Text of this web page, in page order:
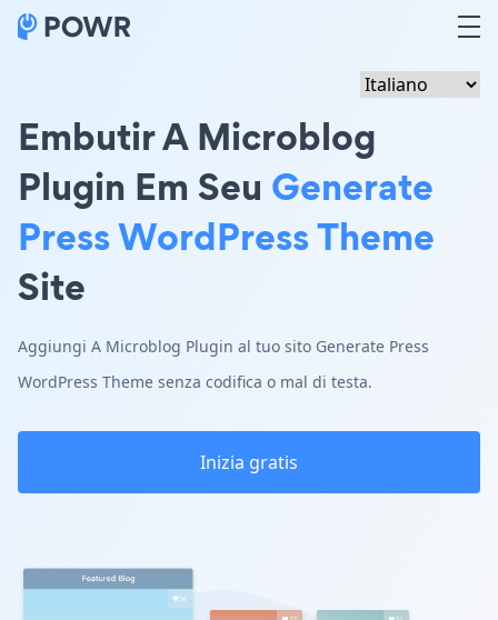
Embutir A Microblog
Plugin Em Seu Generate
Press WordPress Theme
Site
Aggiungi A Microblog Plugin al tuo sito Generate Press
WordPress Theme senza codifica o mal di testa.
Inizia gratis